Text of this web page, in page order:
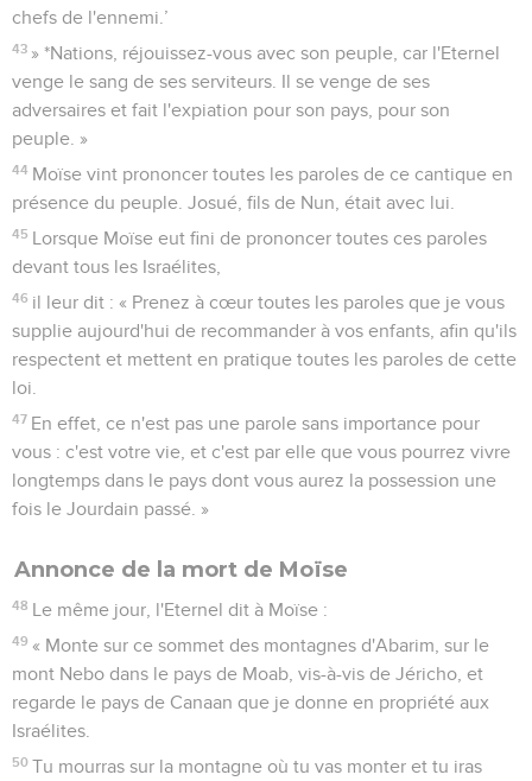
chefs de l'ennemi.’
43 » *Nations, réjouissez-vous avec son peuple, car l'Eternel
venge le sang de ses serviteurs. Il se venge de ses
adversaires et fait l'expiation pour son pays, pour son
peuple. »
44 Moïse vint prononcer toutes les paroles de ce cantique en
présence du peuple. Josué, fils de Nun, était avec lui.
45 Lorsque Moïse eut fini de prononcer toutes ces paroles
devant tous les Israélites,
46 il leur dit : « Prenez à cœur toutes les paroles que je vous
supplie aujourd'hui de recommander à vos enfants, afin qu'ils
respectent et mettent en pratique toutes les paroles de cette
loi.
47 En effet, ce n'est pas une parole sans importance pour
vous : c'est votre vie, et c'est par elle que vous pourrez vivre
longtemps dans le pays dont vous aurez la possession une
fois le Jourdain passé. »
Annonce de la mort de Moïse
48 Le même jour, l'Eternel dit à Moïse :
49 « Monte sur ce sommet des montagnes d'Abarim, sur le
mont Nebo dans le pays de Moab, vis-à-vis de Jéricho, et
regarde le pays de Canaan que je donne en propriété aux
Israélites.
50 Tu mourras sur la montagne où tu vas monter et tu iras